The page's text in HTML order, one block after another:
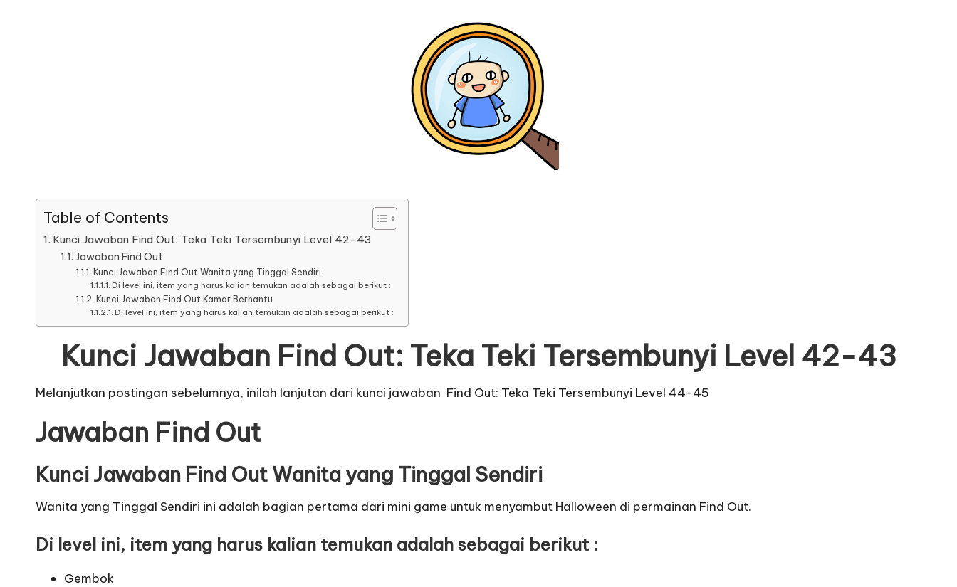
Table of Contents
Kunci Jawaban Find Out: Teka Teki Tersembunyi Level 42-43
Jawaban Find Out
Kunci Jawaban Find Out Wanita yang Tinggal Sendiri
Di level ini, item yang harus kalian temukan adalah sebagai berikut :
Kunci Jawaban Find Out Kamar Berhantu
Di level ini, item yang harus kalian temukan adalah sebagai berikut :
Kunci Jawaban Find Out: Teka Teki Tersembunyi Level 42-43
Melanjutkan postingan sebelumnya, inilah lanjutan dari kunci jawaban Find Out: Teka Teki Tersembunyi Level 44-45
Jawaban Find Out
Kunci Jawaban Find Out Wanita yang Tinggal Sendiri
Wanita yang Tinggal Sendiri ini adalah bagian pertama dari mini game untuk menyambut Halloween di permainan Find Out.
Di level ini, item yang harus kalian temukan adalah sebagai berikut :
Gembok